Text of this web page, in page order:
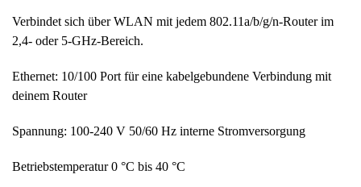
Verbindet sich über WLAN mit jedem 802.11a/b/g/n-Router im
2,4- oder 5-GHz-Bereich.
Ethernet: 10/100 Port für eine kabelgebundene Verbindung mit
deinem Router
Spannung: 100-240 V 50/60 Hz interne Stromversorgung
Betriebstemperatur 0 °C bis 40 °C